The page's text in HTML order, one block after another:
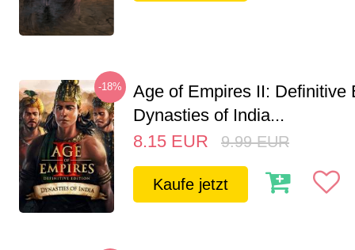
-18%
Age of Empires II: Definitive
Dynasties of India...
8.15 EUR 9.99 EUR
Kaufe jetzt